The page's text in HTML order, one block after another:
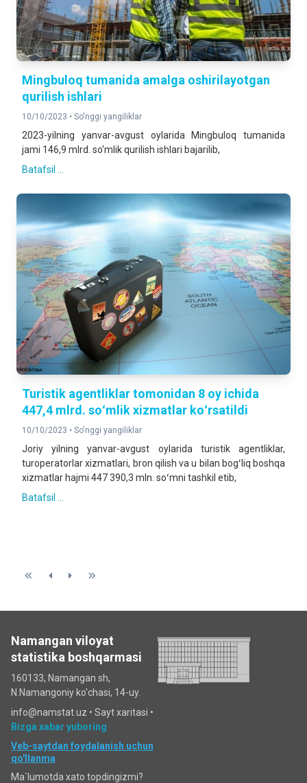
Mingbuloq tumanida amalga oshirilayotgan
qurilish ishlari
10/10/2023 • So'nggi yangiliklar
2023-yilning yanvar-avgust oylarida Mingbuloq tumanida
jami 146,9 mlrd. so‘mlik qurilish ishlari bajarilib,
Batafsil ...
Turistik agentliklar tomonidan 8 oy ichida
447,4 mlrd. soʻmlik xizmatlar koʻrsatildi
10/10/2023 • So'nggi yangiliklar
Joriy yilning yanvar-avgust oylarida turistik agentliklar,
turoperatorlar xizmatlari, bron qilish va u bilan bogʻliq boshqa
xizmatlar hajmi 447 390,3 mln. soʻmni tashkil etib,
Batafsil ...
Namangan viloyat
statistika boshqarmasi
160133, Namangan sh,
N.Namangoniy ko'chasi, 14-uy.
info@namstat.uz • Sayt xaritasi •
Bizga xabar yuboring
Veb-saytdan foydalanish uchun
qo'llanma
Ma`lumotda xato topdingizmi?